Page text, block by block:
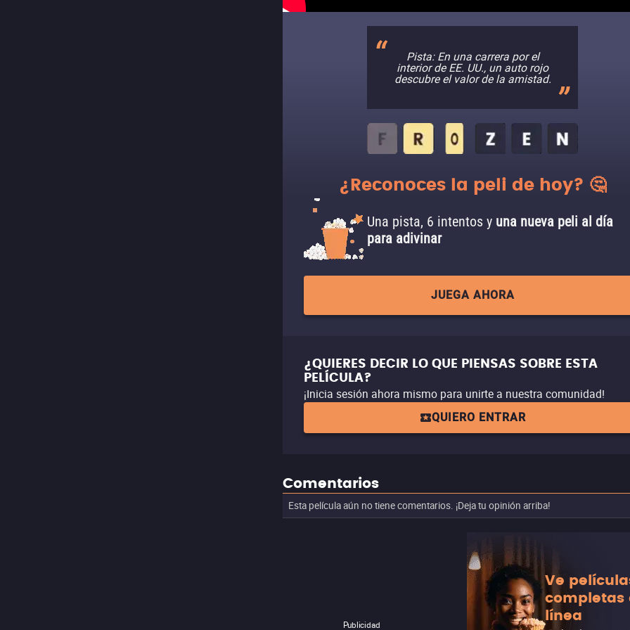
Pista: En una carrera por el
interior de EE. UU., un auto rojo
descubre el valor de la amistad.
¿Reconoces la peli de hoy? 🤔
Una pista, 6 intentos y una nueva peli al día
para adivinar
JUEGA AHORA
¿QUIERES DECIR LO QUE PIENSAS SOBRE ESTA
PELÍCULA?
¡Inicia sesión ahora mismo para unirte a nuestra comunidad!
QUIERO ENTRAR
Comentarios
Esta película aún no tiene comentarios. ¡Deja tu opinión arriba!
Publicidad
Ve
completas
línea